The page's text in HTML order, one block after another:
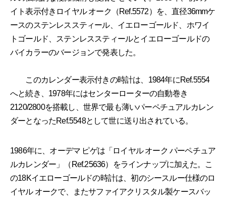
イト表示付きロイヤル オーク（Ref.5572）を、直径36mmケ
ースのステンレススティール、イエローゴールド、ホワイ
トゴールド、ステンレススティールとイエローゴールドの
バイカラーのバージョンで発表した。
このカレンダー表示付きの時計は、1984年にRef.5554
へと続き、1978年にはセンターローターの自動巻き
2120/2800を搭載し、世界で最も薄いパーペチュアルカレン
ダーとなったRef.5548として世に送り出されている。
1986年に、オーデマ ピゲは「ロイヤル オーク パーペチュア
ルカレンダー」（Ref.25636）をラインナップに加えた。こ
の18Kイエローゴールドの時計は、初のシースルー仕様のロ
イヤル オークで、またサファイアクリスタル製ケースバッ